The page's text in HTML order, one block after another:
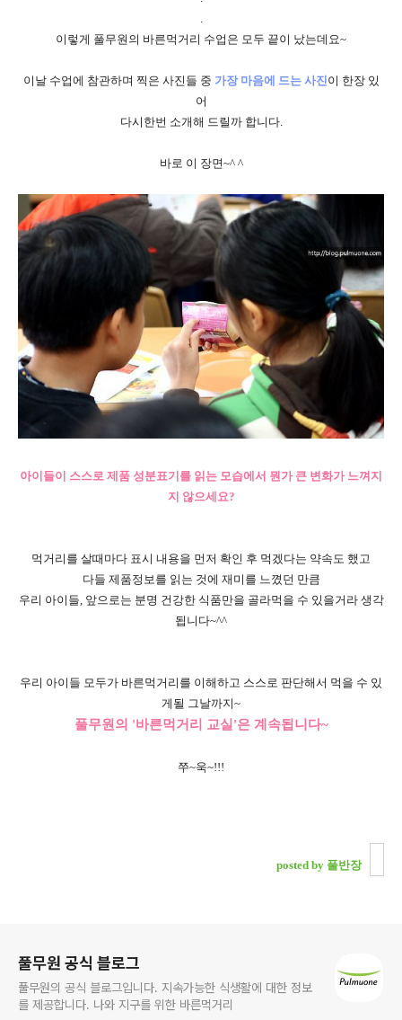
.
이렇게 풀무원의 바른먹거리 수업은 모두 끝이 났는데요~
이날 수업에 참관하며 찍은 사진들 중 가장 마음에 드는 사진이 한장 있
어
다시한번 소개해 드릴까 합니다.
바로 이 장면~^ ^
아이들이 스스로 제품 성분표기를 읽는 모습에서 뭔가 큰 변화가 느껴지
지 않으세요?
먹거리를 살때마다 표시 내용을 먼저 확인 후 먹겠다는 약속도 했고
다들 제품정보를 읽는 것에 재미를 느꼈던 만큼
우리 아이들, 앞으로는 분명 건강한 식품만을 골라먹을 수 있을거라 생각
됩니다~^^
우리 아이들 모두가 바른먹거리를 이해하고 스스로 판단해서 먹을 수 있
게될 그날까지~
풀무원의 '바른먹거리 교실'은 계속됩니다~
쭈~욱~!!!
posted by 풀반장
풀무원 공식 블로그
풀무원의 공식 블로그입니다. 지속가능한 식생활에 대한 정보
를 제공합니다. 나와 지구를 위한 바른먹거리